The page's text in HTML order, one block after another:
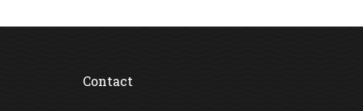
Contact